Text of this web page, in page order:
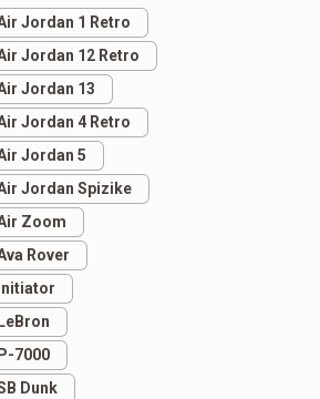
Jordan 1 Retro
Jordan 12 Retro
Jordan 13
Jordan 4 Retro
Jordan 5
Jordan Spizike
Zoom
Rover
7000
Dunk